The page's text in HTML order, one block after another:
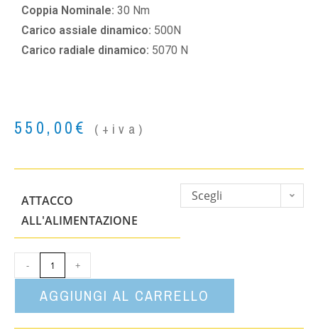
Coppia Nominale: 30 Nm
Carico assiale dinamico: 500N
Carico radiale dinamico: 5070 N
550,00€ (+iva)
ATTACCO
ALL'ALIMENTAZIONE
Scegli
- +
AGGIUNGI AL CARRELLO